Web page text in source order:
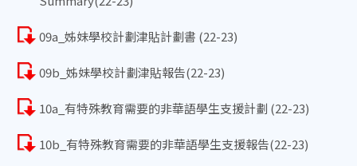
09a_姊妹學校計劃津貼計劃書 (22-23)
09b_姊妹學校計劃津貼報告(22-23)
10a_有特殊教育需要的非華語學生支援計劃 (22-23)
10b_有特殊教育需要的非華語學生支援報告(22-23)